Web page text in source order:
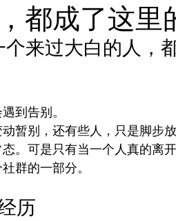
都成了这里
来过大白的人，
到告别。
暂别，还有些人，只是脚步
。可是只有当一个人真的
群的一部分。
历